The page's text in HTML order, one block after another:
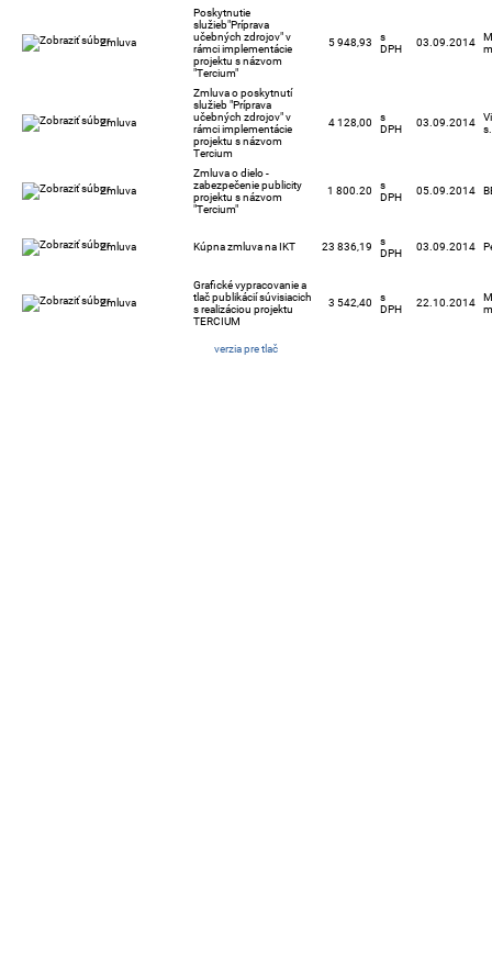
Zmluva
Poskytnutie
služieb"Príprava
učebných zdrojov" v
rámci implementácie
projektu s názvom
"Tercium"
5 948,93
s
DPH
03.09.2014
Zmluva
Zmluva o poskytnutí
služieb "Príprava
učebných zdrojov" v
rámci implementácie
projektu s názvom
Tercium
4 128,00
s
DPH
03.09.2014
Zmluva
Zmluva o dielo -
zabezpečenie publicity
projektu s názvom
"Tercium"
1 800.20
s
DPH
05.09.2014
Zmluva Kúpna zmluva na IKT 23 836,19
s
DPH
03.09.2014
Zmluva
Grafické vypracovanie a
tlač publikácií súvisiacich
s realizáciou projektu
TERCIUM
3 542,40
s
DPH
22.10.2014
verzia pre tlač